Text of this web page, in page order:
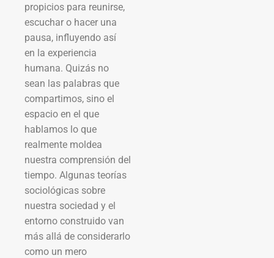
propicios para reunirse,
escuchar o hacer una
pausa, influyendo así
en la experiencia
humana. Quizás no
sean las palabras que
compartimos, sino el
espacio en el que
hablamos lo que
realmente moldea
nuestra comprensión del
tiempo. Algunas teorías
sociológicas sobre
nuestra sociedad y el
entorno construido van
más allá de considerarlo
como un mero